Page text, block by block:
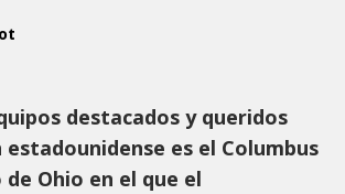
destacados y queridos
es el Columbus
Ohio en el que el